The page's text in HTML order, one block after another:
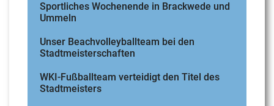
Sportliches Wochenende in Brackwede und
Ummeln
Unser Beachvolleyballteam bei den
Stadtmeisterschaften
WKI-Fußballteam verteidigt den Titel des
Stadtmeisters